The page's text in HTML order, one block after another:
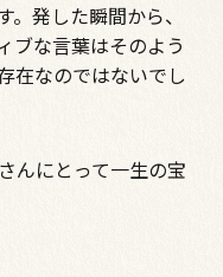
。発した瞬間から、
ブな言葉はそのよう
在なのではないでし
んにとって一生の宝